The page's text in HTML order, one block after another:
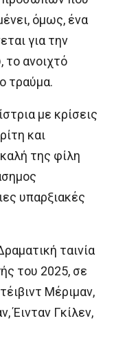
όμως, ένα
για την
το ανοιχτό
τραύμα.
με κρίσεις
και
της φίλη
υπαρξιακές
ταινία
του 2025, σε
Μέριμαν,
Έινταν Γκίλεν,